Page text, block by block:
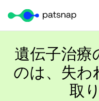
Skip
to
遺伝子治療
のは、失わ
取